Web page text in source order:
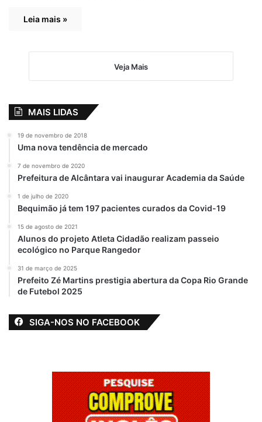
Leia mais »
Veja Mais
MAIS LIDAS
19 de novembro de 2018
Uma nova tendência de mercado
7 de novembro de 2020
Prefeitura de Alcântara vai inaugurar Academia da Saúde
1 de julho de 2020
Bequimão já tem 197 pacientes curados da Covid-19
15 de agosto de 2021
Alunos do projeto Atleta Cidadão realizam passeio
ecológico no Parque Rangedor
31 de março de 2025
Prefeito Zé Martins prestigia abertura da Copa Rio Grande
de Futebol 2025
SIGA-NOS NO FACEBOOK